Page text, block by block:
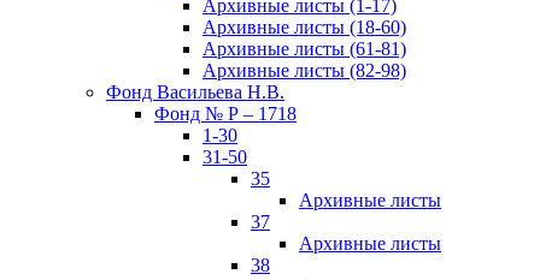
Архивные листы (1-17)
Архивные листы (18-60)
Архивные листы (61-81)
Архивные листы (82-98)
Фонд Васильева Н.В.
Фонд № Р – 1718
1-30
31-50
35
Архивные листы
37
Архивные листы
38